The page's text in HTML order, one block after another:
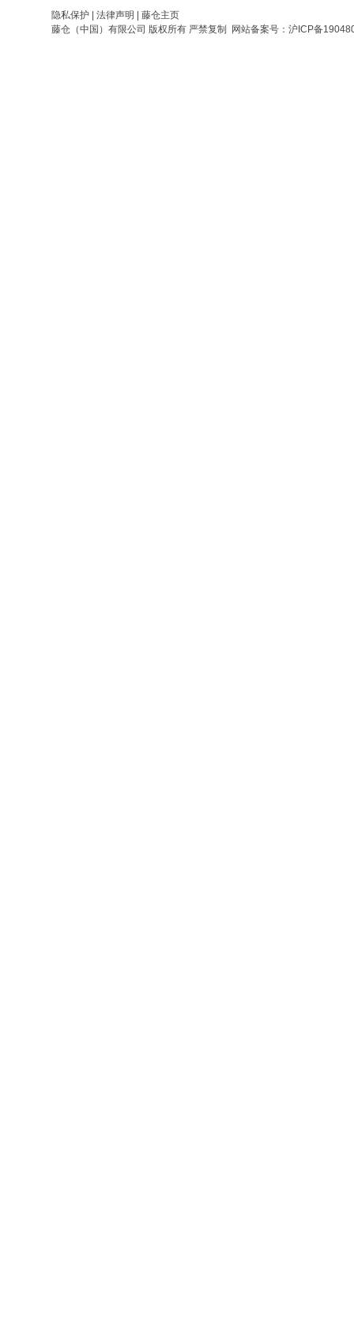
隐私保护 法律声明
藤仓主页
藤仓（中国）有限公司 版权所有 严禁复制 网站备案号： 沪ICP备